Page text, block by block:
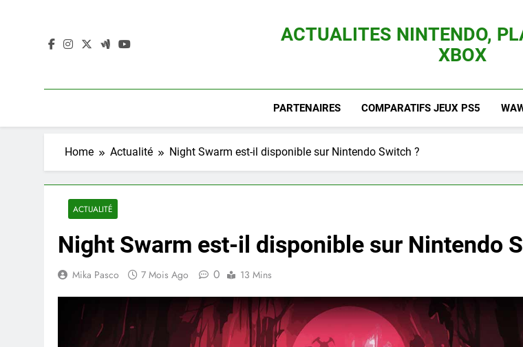
ACTUALITES NINTENDO,
XBOX
PARTENAIRES COMPARATIFS JEUX PS5
Home Actualité Night Swarm est-il disponible sur Nintendo Switch ?
ACTUALITÉ
Night Swarm est-il disponible sur Nintendo
Mika Pasco 7 Mois Ago 0 13 Mins